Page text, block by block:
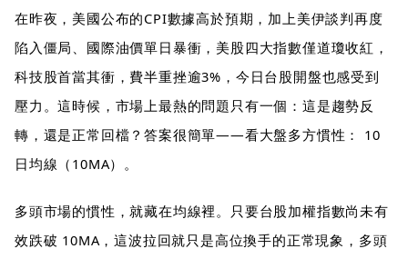
在昨夜，美國公布的CPI數據高於預期，加上美伊談判再度
陷入僵局、國際油價單日暴衝，美股四大指數僅道瓊收紅，
科技股首當其衝，費半重挫逾3%，今日台股開盤也感受到
壓力。這時候，市場上最熱的問題只有一個：這是趨勢反
轉，還是正常回檔？答案很簡單——看大盤多方慣性： 10
日均線（10MA）。
多頭市場的慣性，就藏在均線裡。只要台股加權指數尚未有
效跌破 10MA，這波拉回就只是高位換手的正常現象，多頭